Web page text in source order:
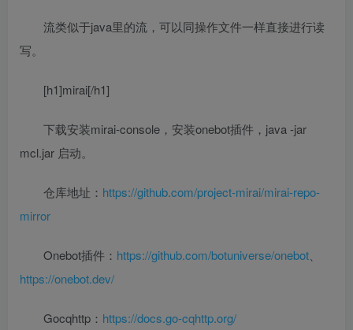
流类似于java里的流，可以同操作文件一样直接进行读
写。
[h1]mirai[/h1]
下载安装mirai-console，安装onebot插件，java -jar
mcl.jar 启动。
仓库地址： https://github.com/project-mirai/mirai-repo-
mirror
Onebot插件： https://github.com/botuniverse/onebot、
https://onebot.dev/
Gocqhttp： https://docs.go-cqhttp.org/